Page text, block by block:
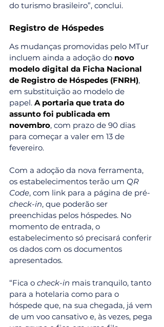
do turismo brasileiro”, conclui.
Registro de Hóspedes
As mudanças promovidas pelo MTur
incluem ainda a adoção do novo
modelo digital da Ficha Nacional
de Registro de Hóspedes (FNRH),
em substituição ao modelo de
papel. A portaria que trata do
assunto foi publicada em
novembro, com prazo de 90 dias
para começar a valer em 13 de
fevereiro.
Com a adoção da nova ferramenta,
os estabelecimentos terão um QR
Code, com link para a página de pré-
check-in, que poderão ser
preenchidas pelos hóspedes. No
momento de entrada, o
estabelecimento só precisará conferir
os dados com os documentos
apresentados.
“Fica o check-in mais tranquilo, tanto
para a hotelaria como para o
hóspede que, na sua chegada, já vem
de um voo cansativo e, às vezes, pega